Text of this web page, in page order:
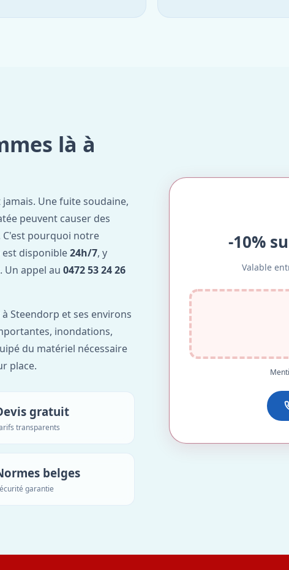
là à
Une fuite soudaine,
peuvent causer des
C'est pourquoi notre
disponible24h/7, y
Un appel au 0472 53 24 26
à Steendorp et ses environs
inondations,
du matériel nécessaire
place.
gratuit
transparents
belges
garantie
-10%
Valable